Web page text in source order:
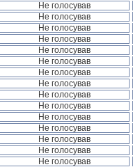
Не голосував
Не голосував
Не голосував
Не голосував
Не голосував
Не голосував
Не голосував
Не голосував
Не голосував
Не голосував
Не голосував
Не голосував
Не голосував
Не голосував
Не голосував